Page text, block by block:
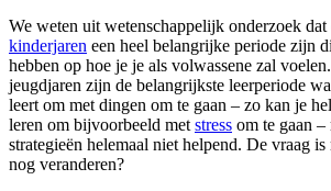
We weten uit wetenschappelijk onderzoek dat
kinderjaren een heel belangrijke periode zijn
hebben op hoe je je als volwassene zal
jeugdjaren zijn de belangrijkste leerperiode
leert om met dingen om te gaan – zo kan je
leren om bijvoorbeeld met stress om te gaan
strategieën helemaal niet helpend. De vraag
nog veranderen?